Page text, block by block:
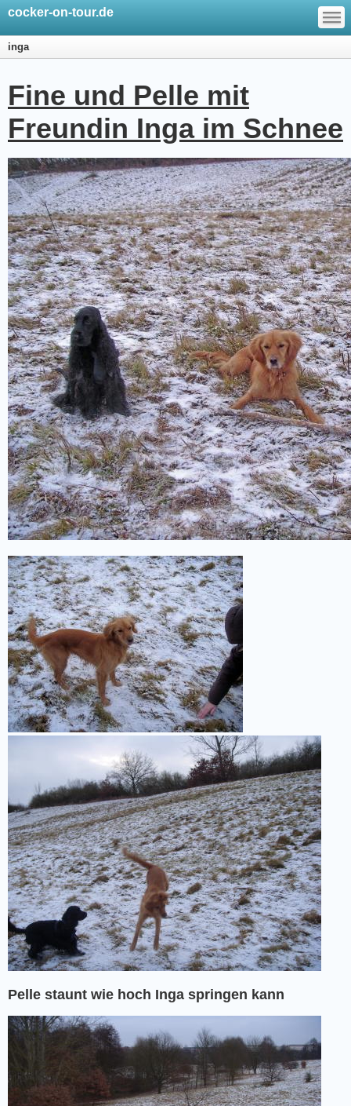
cocker-on-tour.de —
—
—
inga
Fine und Pelle mit
Freundin Inga im Schnee
Pelle staunt wie hoch Inga springen kann